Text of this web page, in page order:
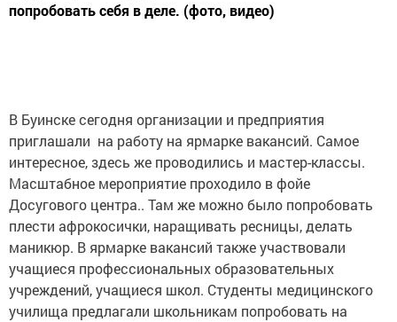
попробовать себя в деле. (фото, видео)
В Буинске сегодня организации и предприятия
приглашали на работу на ярмарке вакансий. Самое
интересное, здесь же проводились и мастер-классы.
Масштабное мероприятие проходило в фойе
Досугового центра.. Там же можно было попробовать
плести афрокосички, наращивать ресницы, делать
маникюр. В ярмарке вакансий также участвовали
учащиеся профессиональных образовательных
учреждений, учащиеся школ. Студенты медицинского
училища предлагали школьникам попробовать на